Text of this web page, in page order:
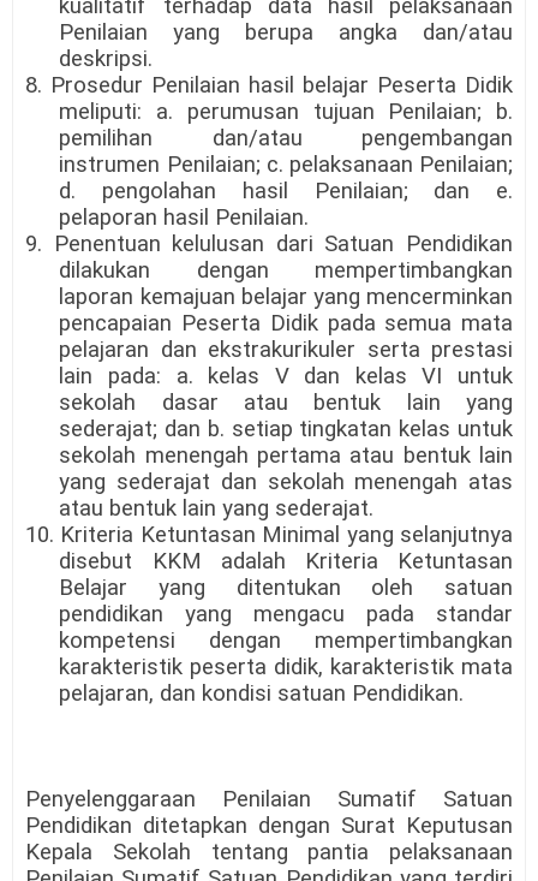
kualitatif terhadap data hasil pelaksanaan
Penilaian yang berupa angka dan/atau
deskripsi.
8. Prosedur Penilaian hasil belajar Peserta Didik
meliputi: a. perumusan tujuan Penilaian; b.
pemilihan dan/atau pengembangan
instrumen Penilaian; c. pelaksanaan Penilaian;
d. pengolahan hasil Penilaian; dan e.
pelaporan hasil Penilaian.
9. Penentuan kelulusan dari Satuan Pendidikan
dilakukan dengan mempertimbangkan
laporan kemajuan belajar yang mencerminkan
pencapaian Peserta Didik pada semua mata
pelajaran dan ekstrakurikuler serta prestasi
lain pada: a. kelas V dan kelas VI untuk
sekolah dasar atau bentuk lain yang
sederajat; dan b. setiap tingkatan kelas untuk
sekolah menengah pertama atau bentuk lain
yang sederajat dan sekolah menengah atas
atau bentuk lain yang sederajat.
10. Kriteria Ketuntasan Minimal yang selanjutnya
disebut KKM adalah Kriteria Ketuntasan
Belajar yang ditentukan oleh satuan
pendidikan yang mengacu pada standar
kompetensi dengan mempertimbangkan
karakteristik peserta didik, karakteristik mata
pelajaran, dan kondisi satuan Pendidikan.
Penyelenggaraan Penilaian Sumatif Satuan
Pendidikan ditetapkan dengan Surat Keputusan
Kepala Sekolah tentang pantia pelaksanaan